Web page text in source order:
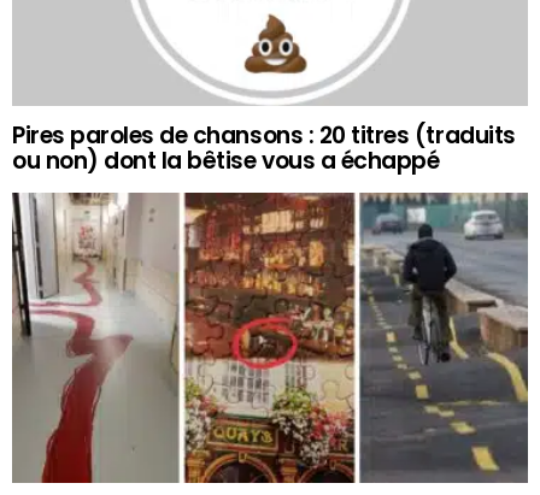
Pires paroles de chansons : 20 titres (traduits
ou non) dont la bêtise vous a échappé